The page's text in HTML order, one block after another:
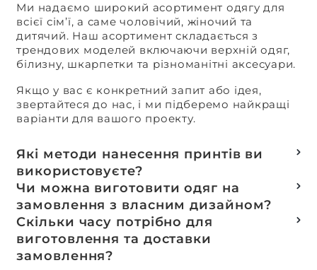
Ми надаємо широкий асортимент одягу для
всієї сім’ї, а саме чоловічий, жіночий та
дитячий. Наш асортимент складається з
трендових моделей включаючи верхній одяг,
білизну, шкарпетки та різноманітні аксесуари.
Якщо у вас є конкретний запит або ідея,
звертайтеся до нас, і ми підберемо найкращі
варіанти для вашого проекту.
Які методи нанесення принтів ви
використовуєте?
Термотранферний
Шовкотрафаретний
DTF – друк
Машинна вишивка
Чи можна виготовити одяг на
замовлення з власним дизайном?
Так, ми спеціалізуємося на розробці колекцій
та мерчу під ключ, цей процес включає підбір
тканин, розробку лекал, дизай та
завершується пошиттям готового виробу.
Скільки часу потрібно для
виготовлення та доставки
замовлення?